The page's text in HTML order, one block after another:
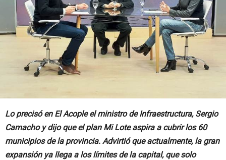
Lo precisó en El Acople el ministro de Infraestructura, Sergio
Camacho y dijo que el plan Mi Lote aspira a cubrir los 60
municipios de la provincia. Advirtió que actualmente, la gran
expansión ya llega a los límites de la capital, que solo